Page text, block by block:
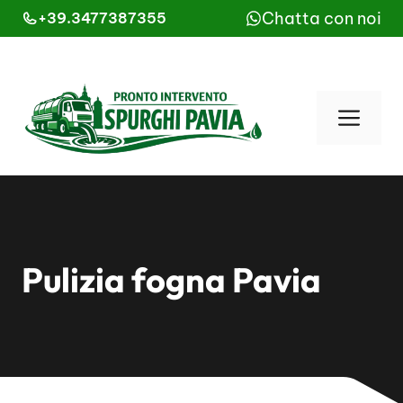
al
+39.3477387355 Chatta con noi
Pulizia fogna Pavia